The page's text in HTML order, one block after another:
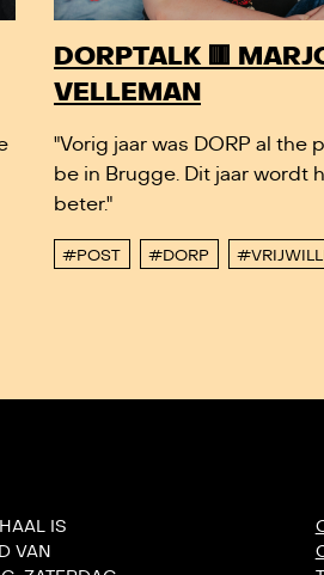
DORPTALK 🟥
VELLEMAN
"Vorig jaar was DORP al the
be in Brugge. Dit jaar wordt
beter."
#POST #DORP
IS
VAN